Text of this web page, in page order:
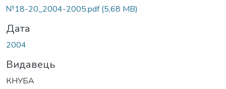
№18-20_2004-2005.pdf(5,68 MB)
Дата
2004
Видавець
КНУБА